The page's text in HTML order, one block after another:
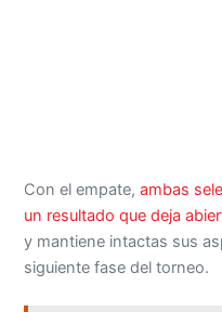
Con el empate,ambas
un resultado que deja
y mantiene intactas sus
siguiente fase del torneo.